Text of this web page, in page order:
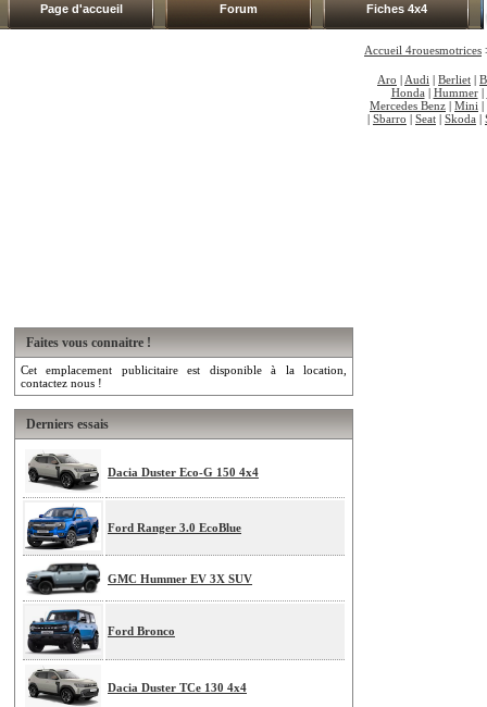
Page d'accueil Forum Fiches 4x4
Faites vous connaitre !
Cet emplacement publicitaire est disponible à la location,
contactez nous !
Derniers essais
Dacia Duster Eco-G 150 4x4
Ford Ranger 3.0 EcoBlue
GMC Hummer EV 3X SUV
Ford Bronco
Dacia Duster TCe 130 4x4
Accueil 4rouesmotrices
Aro | Audi | Berliet |
Honda | Hummer|
Mercedes Benz | Mini |
| Sbarro | Seat | Skoda |